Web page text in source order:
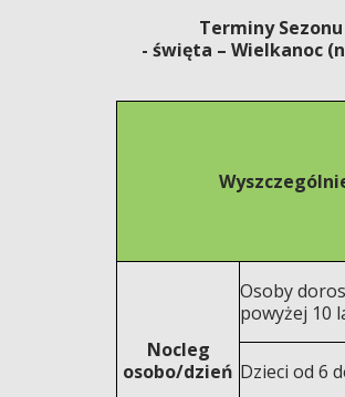
Terminy
- święta – Wielkanoc
Nocleg
osobo/dzień
Osoby
powyżej 10
Dzieci od 6